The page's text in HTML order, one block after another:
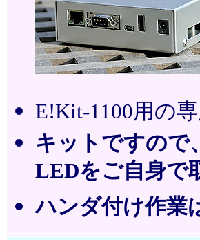
E!Kit-1100用の
キットですので
LEDをご自身で
ハンダ付け作業